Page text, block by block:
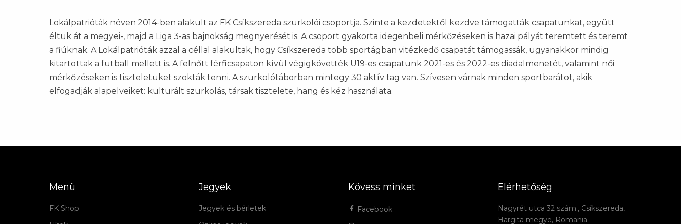
Lokálpatrióták néven 2014-ben alakult az FK Csíkszereda szurkolói csoportja. Szinte a kezdetektől kezdve támogatták csapatunkat, együtt
éltük át a megyei-, majd a Liga 3-as bajnokság megnyerését is. A csoport gyakorta idegenbeli mérkőzéseken is hazai pályát teremtett és teremt
a fiúknak. A Lokálpatrióták azzal a céllal alakultak, hogy Csíkszereda több sportágban vitézkedő csapatát támogassák, ugyanakkor mindig
kitartottak a futball mellett is. A felnőtt férficsapaton kívül végigkövették U19-es csapatunk 2021-es és 2022-es diadalmenetét, valamint női
mérkőzéseken is tiszteletüket szokták tenni. A szurkolótáborban mintegy 30 aktív tag van. Szívesen várnak minden sportbarátot, akik
elfogadják alapelveiket: kulturált szurkolás, társak tisztelete, hang és kéz használata.
Menü
FK Shop
Jegyek
Jegyek és bérletek
Kövess minket
Facebook
Elérhetőség
Nagyrét utca 32 szám., Csíkszereda,
Hargita megye, Romania